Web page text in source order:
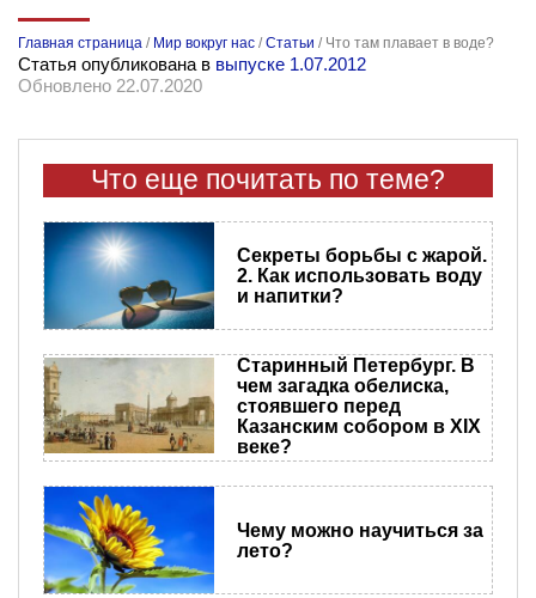
Главная страница / Мир вокруг нас /Статьи / Что там плавает в воде?
Статья опубликована в выпуске 1.07.2012
Обновлено 22.07.2020
Что еще почитать по теме?
Секреты борьбы с жарой.
2. Как использовать воду
и напитки?
Старинный Петербург. В
чем загадка обелиска,
стоявшего перед
Казанским собором в XIX
веке?
Чему можно научиться за
лето?